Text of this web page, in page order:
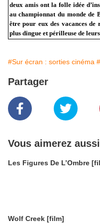
deux amis ont la folle idée
au championnat du monde de
être pour eux des vacances de
plus dingue et périlleuse de
#Sur écran : sorties cinéma
Partager
Vous aimerez aussi
Les Figures De L’Ombre
Wolf Creek [film]